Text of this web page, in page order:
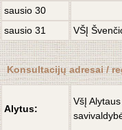
sausio 30
sausio 31
VŠĮ
Konsultacijų adresai /
Alytus:
VšĮ